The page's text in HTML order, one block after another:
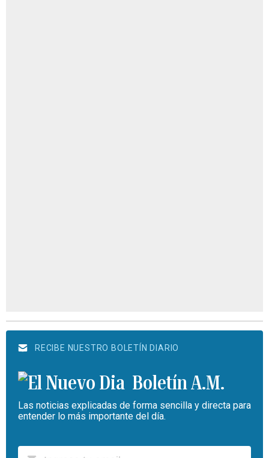
RECIBE NUESTRO BOLETÍN DIARIO
Boletín A.M.
Las noticias explicadas de forma sencilla y directa para
entender lo más importante del día.